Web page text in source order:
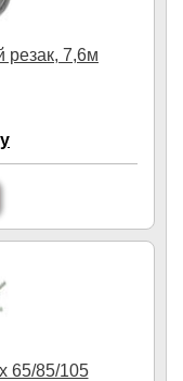
резак, 7,6м
65/85/105